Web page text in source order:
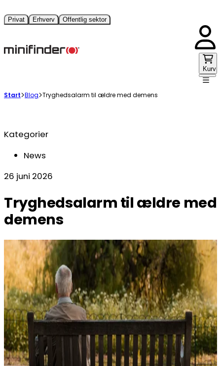
Privat Erhverv Offentlig sektor
Kurv
Start Blog Tryghedsalarm til ældre med demens
Kategorier
News
26 juni 2026
Tryghedsalarm til ældre med
demens